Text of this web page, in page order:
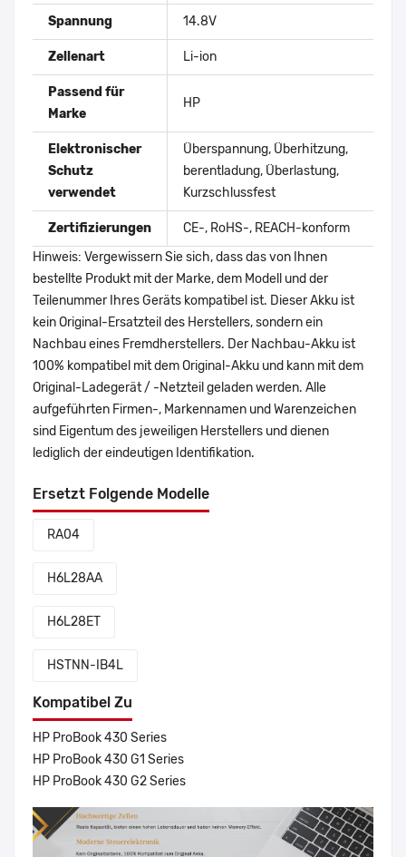
Spannung 14.8V
Zellenart Li-ion
Passend für
Marke
HP
Elektronischer
Schutz
verwendet
Überspannung, Überhitzung,
berentladung, Überlastung,
Kurzschlussfest
Zertifizierungen
CE-, RoHS-, REACH-konform
Hinweis: Vergewissern Sie sich, dass das von Ihnen
bestellte Produkt mit der Marke, dem Modell und der
Teilenummer Ihres Geräts kompatibel ist. Dieser Akku ist
kein Original-Ersatzteil des Herstellers, sondern ein
Nachbau eines Fremdherstellers. Der Nachbau-Akku ist
100% kompatibel mit dem Original-Akku und kann mit dem
Original-Ladegerät / -Netzteil geladen werden. Alle
aufgeführten Firmen-, Markennamen und Warenzeichen
sind Eigentum des jeweiligen Herstellers und dienen
lediglich der eindeutigen Identifikation.
Ersetzt Folgende Modelle
RA04
H6L28AA
H6L28ET
HSTNN-IB4L
Kompatibel Zu
HP ProBook 430 Series
HP ProBook 430 G1 Series
HP ProBook 430 G2 Series